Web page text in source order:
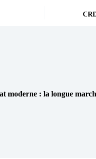
moderne : la longue